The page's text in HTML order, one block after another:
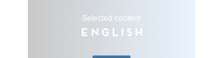
Selected content
English